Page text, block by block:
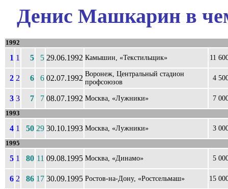
Денис Машкарин в
1992
1 1 5 5 29.06.1992 Камышин, «Текстильщик» 11
2 2 6 6 02.07.1992 Воронеж, Центральный стадион
профсоюзов
4
3 3 7 7 08.07.1992 Москва, «Лужники» 7
1993
4 1 50 29 30.10.1993 Москва, «Лужники» 3
1995
5 1 80 11 09.08.1995 Москва, «Динамо» 5
6 2 86 17 30.09.1995 Ростов-на-Дону, «Ростсельмаш» 15